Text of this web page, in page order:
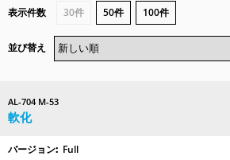
表示件数 30件 50件 100件
並び替え
AL-704 M-53
軟化
Full